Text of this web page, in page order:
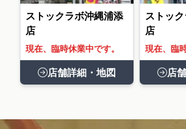
ストックラボ沖縄浦添
店
現在、臨時休業中です。
店舗詳細・地図
ストッ
店
現在、臨
店